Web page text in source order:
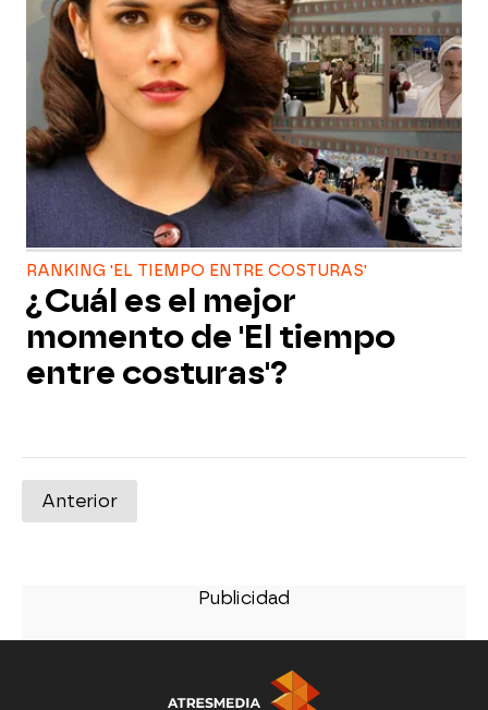
RANKING 'EL TIEMPO ENTRE COSTURAS'
¿Cuál es el mejor
momento de 'El tiempo
entre costuras'?
Anterior